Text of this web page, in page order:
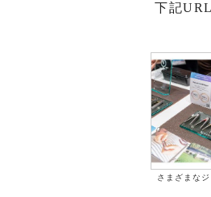
下記
さまざまな